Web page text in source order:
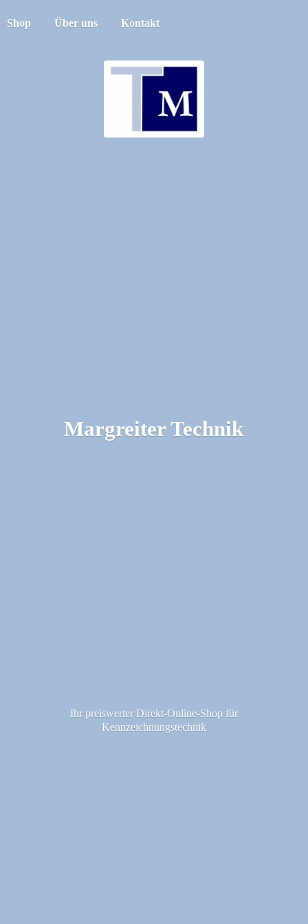
Shop Über uns Kontakt
Margreiter Technik
Ihr preiswerter Direkt-Online-Shop für
Kennzeichnungstechnik